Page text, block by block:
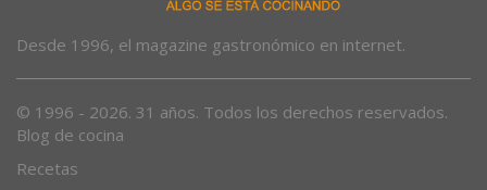
Blog de cocina